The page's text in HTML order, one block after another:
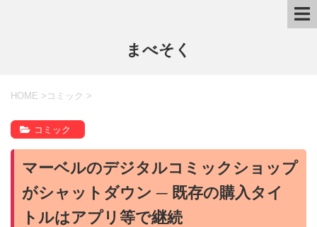
まべそく
HOME > コミック >
コミック
マーベルのデジタルコミックショップ
がシャットダウン ─ 既存の購入タイ
トルはアプリ等で継続